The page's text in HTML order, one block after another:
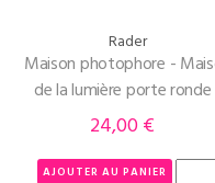
Rader
Maison photophore -
de la lumière porte
Rader
Prix
24,00 €
AJOUTER AU PANIER